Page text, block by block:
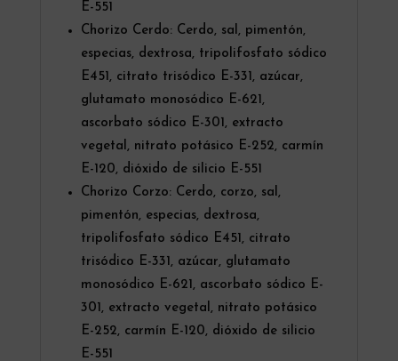
E-551
Chorizo Cerdo: Cerdo, sal, pimentón,
especias, dextrosa, tripolifosfato sódico
E451, citrato trisódico E-331, azúcar,
glutamato monosódico E-621,
ascorbato sódico E-301, extracto
vegetal, nitrato potásico E-252, carmín
E-120, dióxido de silicio E-551
Chorizo Corzo: Cerdo, corzo, sal,
pimentón, especias, dextrosa,
tripolifosfato sódico E451, citrato
trisódico E-331, azúcar, glutamato
monosódico E-621, ascorbato sódico E-
301, extracto vegetal, nitrato potásico
E-252, carmín E-120, dióxido de silicio
E-551